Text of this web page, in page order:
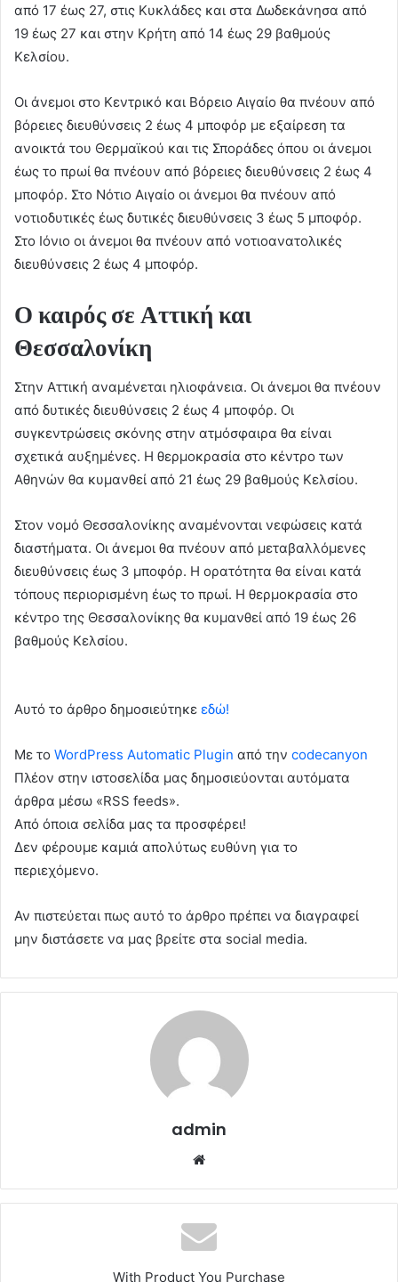
από 17 έως 27, στις Κυκλάδες και στα Δωδεκάνησα από
19 έως 27 και στην Κρήτη από 14 έως 29 βαθμούς
Κελσίου.
Οι άνεμοι στο Κεντρικό και Βόρειο Αιγαίο θα πνέουν από
βόρειες διευθύνσεις 2 έως 4 μποφόρ με εξαίρεση τα
ανοικτά του Θερμαϊκού και τις Σποράδες όπου οι άνεμοι
έως το πρωί θα πνέουν από βόρειες διευθύνσεις 2 έως 4
μποφόρ. Στο Νότιο Αιγαίο οι άνεμοι θα πνέουν από
νοτιοδυτικές έως δυτικές διευθύνσεις 3 έως 5 μποφόρ.
Στο Ιόνιο οι άνεμοι θα πνέουν από νοτιοανατολικές
διευθύνσεις 2 έως 4 μποφόρ.
Ο καιρός σε Αττική και
Θεσσαλονίκη
Στην Αττική αναμένεται ηλιοφάνεια. Οι άνεμοι θα πνέουν
από δυτικές διευθύνσεις 2 έως 4 μποφόρ. Οι
συγκεντρώσεις σκόνης στην ατμόσφαιρα θα είναι
σχετικά αυξημένες. Η θερμοκρασία στο κέντρο των
Αθηνών θα κυμανθεί από 21 έως 29 βαθμούς Κελσίου.
Στον νομό Θεσσαλονίκης αναμένονται νεφώσεις κατά
διαστήματα. Οι άνεμοι θα πνέουν από μεταβαλλόμενες
διευθύνσεις έως 3 μποφόρ. Η ορατότητα θα είναι κατά
τόπους περιορισμένη έως το πρωί. Η θερμοκρασία στο
κέντρο της Θεσσαλονίκης θα κυμανθεί από 19 έως 26
βαθμούς Κελσίου.
Αυτό το άρθρο δημοσιεύτηκε εδώ!
Με το WordPress Automatic Plugin από την codecanyon
Πλέον στην ιστοσελίδα μας δημοσιεύονται αυτόματα
άρθρα μέσω «RSS feeds».
Από όποια σελίδα μας τα προσφέρει!
Δεν φέρουμε καμιά απολύτως ευθύνη για το
περιεχόμενο.
Αν πιστεύεται πως αυτό το άρθρο πρέπει να διαγραφεί
μην διστάσετε να μας βρείτε στα social media.
admin
With Product You Purchase